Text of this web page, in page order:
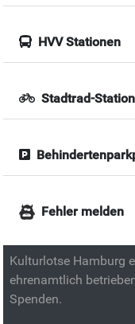
HVV Stationen
Stadtrad-
Fehler melden
Kulturlotse Hamburg
ehrenamtlich
Spenden.